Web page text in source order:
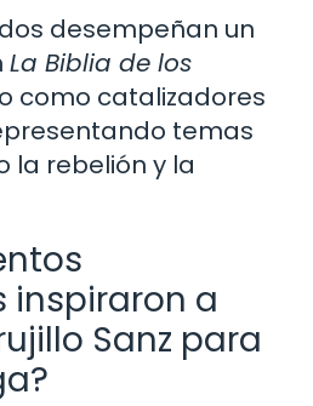
desempeñan un
La Biblia de los
como catalizadores
temas
la rebelión y la
a
Sanz para